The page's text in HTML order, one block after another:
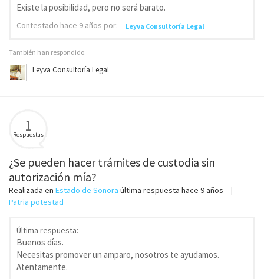
Existe la posibilidad, pero no será barato.
Contestado hace 9 años por: Leyva Consultoría Legal
También han respondido:
Leyva Consultoría Legal
1
Respuestas
¿Se pueden hacer trámites de custodia sin
autorización mía?
Realizada en Estado de Sonora última respuesta hace 9 años
Patria potestad
Última respuesta:
Buenos días.
Necesitas promover un amparo, nosotros te ayudamos.
Atentamente.